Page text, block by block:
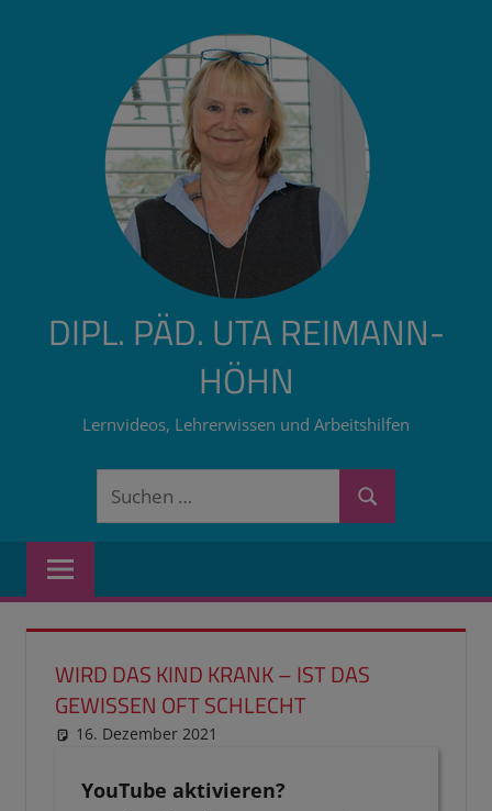
DIPL. PÄD. UTA REIMANN-
HÖHN
Lernvideos, Lehrerwissen und Arbeitshilfen
Suchen
Suchen
WIRD DAS KIND KRANK – IST DAS
GEWISSEN OFT SCHLECHT
16. Dezember 2021
YouTube aktivieren?